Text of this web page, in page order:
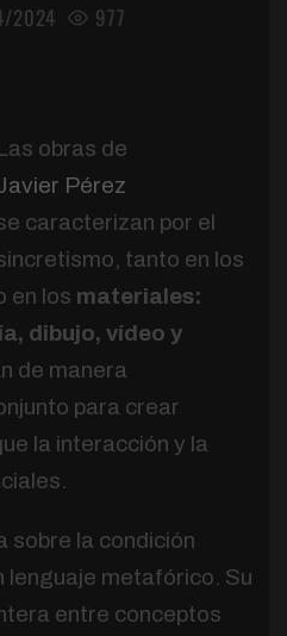
2024 977
obras de
Pérez
caracterizan por el
tanto en los
en los materiales:
dibujo, vídeo y
de manera
para crear
la interacción y la
sobre la condición
lenguaje metafórico. Su
entre conceptos